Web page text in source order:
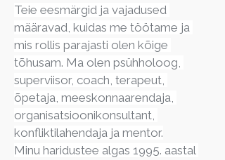
Teie eesmärgid ja vajadused
määravad, kuidas me töötame ja
mis rollis parajasti olen kõige
tõhusam. Ma olen psühholoog,
superviisor, coach, terapeut,
õpetaja, meeskonnaarendaja,
organisatsioonikonsultant,
konfliktilahendaja ja mentor.
Minu haridustee algas 1995. aastal